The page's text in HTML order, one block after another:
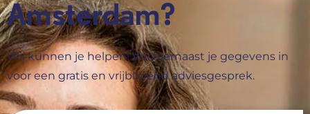
Amsterdam?
Wij kunnen je helpen! Vul hiernaast je gegevens in
voor een gratis en vrijblijvend adviesgesprek.